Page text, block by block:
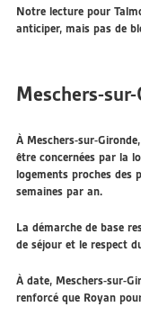
Notre lecture pour
anticiper, mais pas de
Meschers-
À Meschers-sur-
être concernées par la
logements proches des
semaines par an.
La démarche de base
de séjour et le respect
À date, Meschers-sur-
renforcé que Royan